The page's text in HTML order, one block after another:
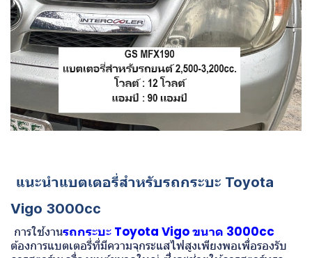
แนะนำแบตเตอรี่สำหรับรถกระบะ Toyota
Vigo 3000cc
การใช้งานรถกระบะ Toyota Vigo ขนาด 3000cc
ต้องการแบตเตอรี่ที่มีความจุกระแสไฟสูงเพียงพอเพื่อรองรับ